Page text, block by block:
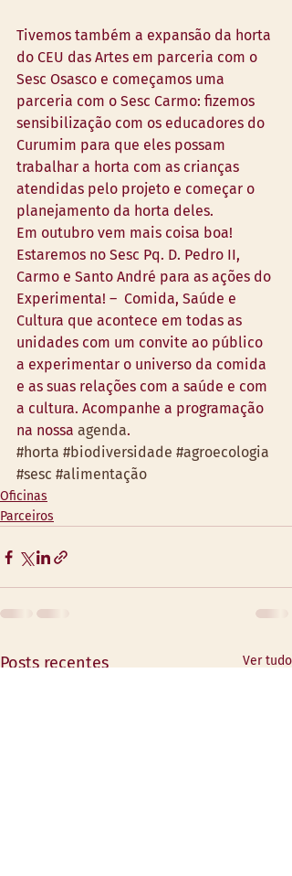
Tivemos também a expansão da horta
do CEU das Artes em parceria com o
Sesc Osasco e começamos uma
parceria com o Sesc Carmo: fizemos
sensibilização com os educadores do
Curumim para que eles possam
trabalhar a horta com as crianças
atendidas pelo projeto e começar o
planejamento da horta deles.
Em outubro vem mais coisa boa!
Estaremos no Sesc Pq. D. Pedro II,
Carmo e Santo André para as ações do
Experimenta! –  Comida, Saúde e
Cultura que acontece em todas as
unidades com um convite ao público
a experimentar o universo da comida
e as suas relações com a saúde e com
a cultura. Acompanhe a programação
na nossa agenda.
#horta #biodiversidade #agroecologia
#sesc #alimentação
Oficinas
Parceiros
Posts recentes Ver tudo